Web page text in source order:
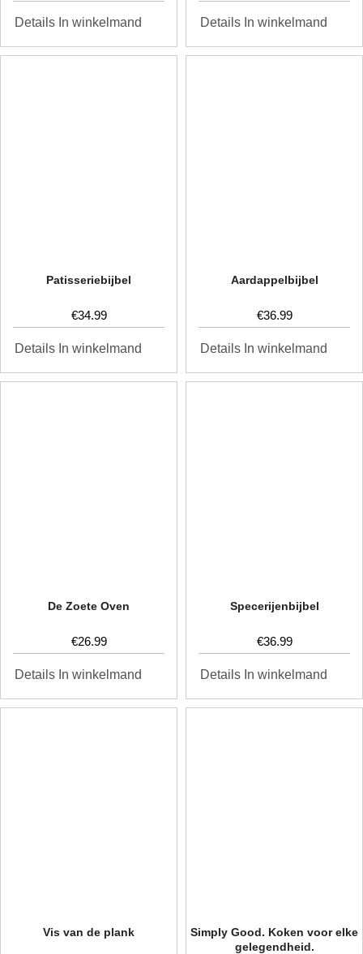
Details In winkelmand Details In winkelmand
Patisseriebijbel
€34.99
Details In winkelmand
Aardappelbijbel
€36.99
Details In winkelmand
De Zoete Oven
€26.99
Details In winkelmand
Specerijenbijbel
€36.99
Details In winkelmand
Vis van de plank
Simply Good. Koken voor elke
gelegendheid.